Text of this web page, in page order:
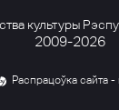
культуры
2009-2026
Распрацоўка сайта -